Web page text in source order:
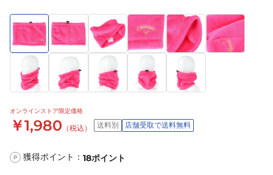
オンラインストア限定価格
￥1,980 （税込） 送料別 店舗受取で送料無料
P 獲得ポイント： 18ポイント